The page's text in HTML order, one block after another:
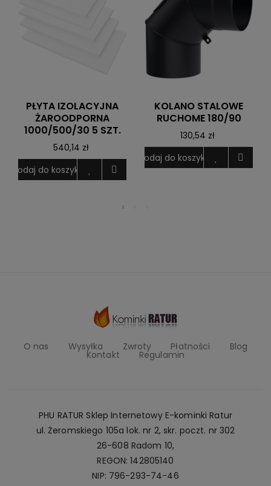
PŁYTA IZOLACYJNA
ŻAROODPORNA
1000/500/30 5 SZT.
540,14 zł
Dodaj do koszyka
KOLANO STALOWE
RUCHOME 180/90
130,54 zł
Dodaj do koszyka
O nas Wysyłka Zwroty Płatności Blog
Kontakt Regulamin
PHU RATUR Sklep Internetowy E-kominki Ratur
ul. Żeromskiego 105a lok. nr 2, skr. poczt. nr 302
26-608 Radom 10,
REGON: 142805140
NIP: 796-293-74-46